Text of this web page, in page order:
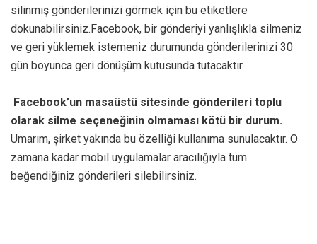
silinmiş gönderilerinizi görmek için bu etiketlere
dokunabilirsiniz.Facebook, bir gönderiyi yanlışlıkla silmeniz
ve geri yüklemek istemeniz durumunda gönderilerinizi 30
gün boyunca geri dönüşüm kutusunda tutacaktır.
Facebook’un masaüstü sitesinde gönderileri toplu
olarak silme seçeneğinin olmaması kötü bir durum.
Umarım, şirket yakında bu özelliği kullanıma sunulacaktır. O
zamana kadar mobil uygulamalar aracılığıyla tüm
beğendiğiniz gönderileri silebilirsiniz.